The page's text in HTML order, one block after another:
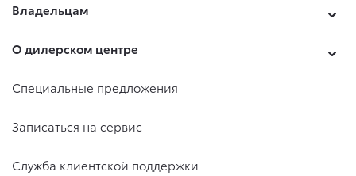
Владельцам
О дилерском центре
Специальные предложения
Записаться на сервис
Служба клиентской поддержки